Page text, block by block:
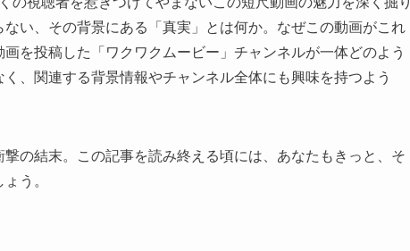
い、その背景にある「真実」とは何か。なぜこの動画がこれ
を投稿した「ワクワクムービー」チャンネルが一体どのよう
、関連する背景情報やチャンネル全体にも興味を持つよう
の結末。この記事を読み終える頃には、あなたもきっと、そ
う。